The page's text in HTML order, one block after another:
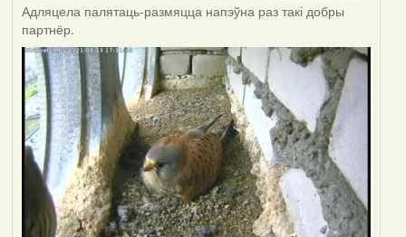
Адляцела палятаць-размяцца напэўна раз такі добры
партнёр.